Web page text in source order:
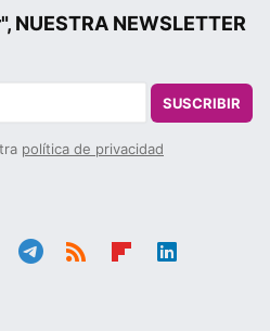
NUESTRA NEWSLETTER
SUSCRIBIR
política de privacidad